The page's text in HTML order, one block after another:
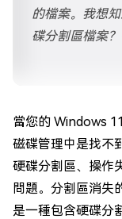
的檔案。我想
碟分割區檔案
當您的 Windows
磁碟管理中是找不
硬碟分割區、操作
問題。分割區消失
是一種包含硬碟分